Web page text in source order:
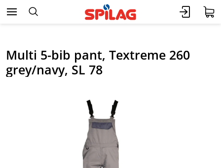
Multi 5-bib pant, Textreme 260
grey/navy, SL 78